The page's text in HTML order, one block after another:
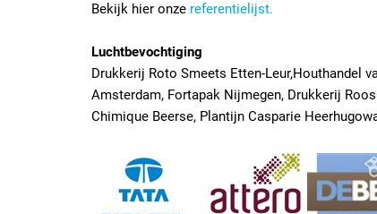
Bekijk hier onze referentielijst.
Luchtbevochtiging
Drukkerij Roto Smeets Etten-Leur,Houthandel
Amsterdam, Fortapak Nijmegen, Drukkerij
Chimique Beerse, Plantijn Casparie